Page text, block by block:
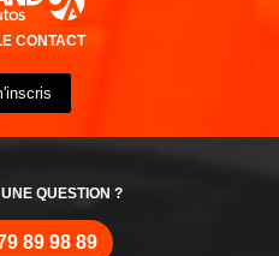
CONTACT
QUESTION ?
89 98 89